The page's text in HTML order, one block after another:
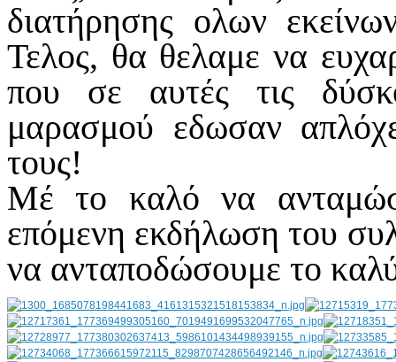
διατήρησης ολων
Τελος, θα θελαμε να
που σε αυτές τις
μαρασμού εδωσαν
τους!
Μέ το καλό να
επόμενη εκδήλωση του
να ανταποδώσουμε το